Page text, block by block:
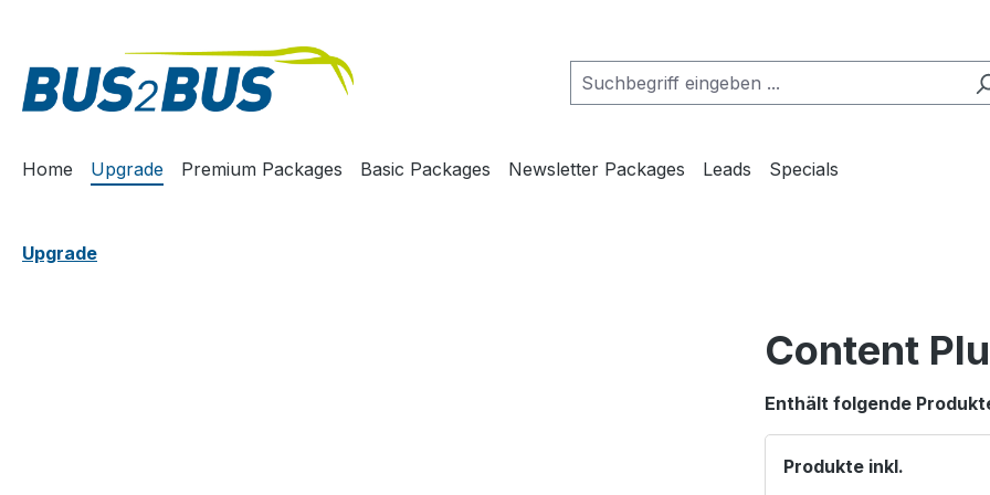
Home Upgrade Premium Packages Basic Packages Newsletter Packages Leads Specials
Upgrade
Content
Enthält folgende
Produkte inkl.